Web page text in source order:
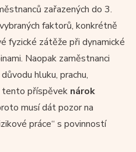
zařazených do 3.
faktorů, konkrétně
fyzické zátěže při dynamické
Naopak zaměstnanci
hluku, prachu,
tento příspěvek nárok
musí dát pozor na
práce“ s povinností